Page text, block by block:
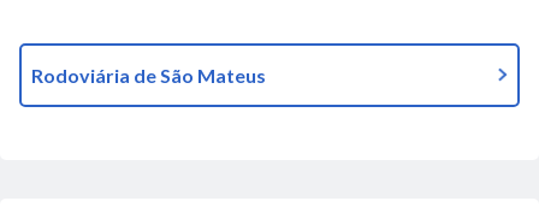
Rodoviária de São Mateus